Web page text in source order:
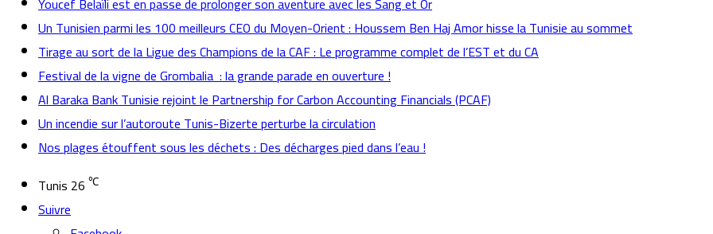
Un Tunisien parmi les 100 meilleurs CEO du Moyen-Orient : Houssem Ben Haj Amor hisse la Tunisie au sommet
Tirage au sort de la Ligue des Champions de la CAF : Le programme complet de l’EST et du CA
Festival de la vigne de Grombalia : la grande parade en ouverture !
Al Baraka Bank Tunisie rejoint le Partnership for Carbon Accounting Financials (PCAF)
Un incendie sur l’autoroute Tunis-Bizerte perturbe la circulation
Nos plages étouffent sous les déchets : Des décharges pied dans l’eau !
Tunis 26 ℃
Suivre